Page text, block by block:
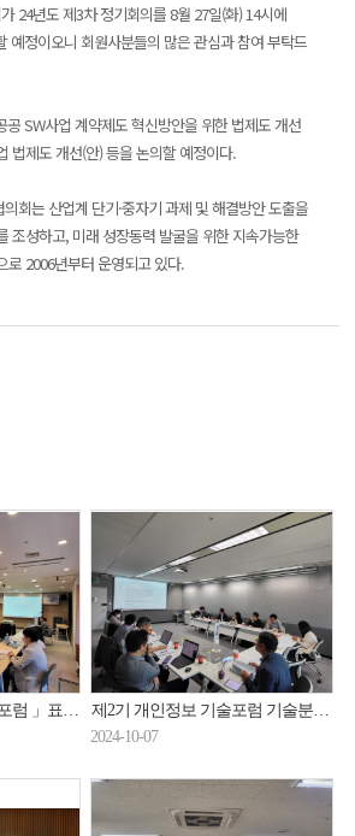
24년도 제3차 정기회의를 8월 27일(화) 14시에
예정이오니 회원사분들의 많은 관심과 참여 부탁드
SW사업 계약제도 혁신방안을 위한 법제도 개선
법제도 개선(안) 등을 논의할 예정이다.
회는 산업계 단기·중자기 과제 및 해결방안 도출을
조성하고, 미래 성장동력 발굴을 위한 지속가능한
로 2006년부터 운영되고 있다.
개최 (24.10.11.)
제2기 개인정보 기술포럼 기술분과 보고서 작성 2차 소분과위원회 개최(24.10.2.)
2024-10-07